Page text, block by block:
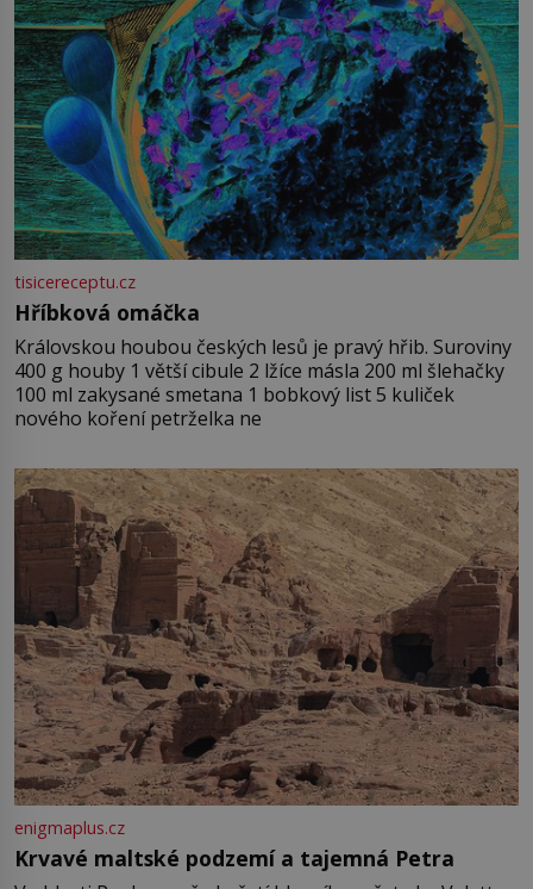
tisicereceptu.cz
Hříbková omáčka
Královskou houbou českých lesů je pravý hřib. Suroviny
400 g houby 1 větší cibule 2 lžíce másla 200 ml šlehačky
100 ml zakysané smetana 1 bobkový list 5 kuliček
nového koření petrželka ne
enigmaplus.cz
Krvavé maltské podzemí a tajemná Petra